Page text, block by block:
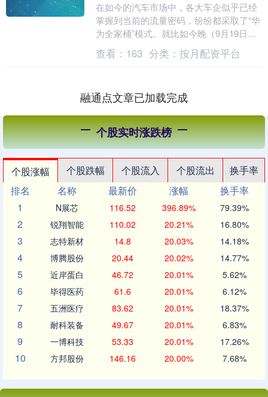
在如今的汽车市场中，各大车企似乎已经
掌握到当前的流量密码，纷纷都采取了“华
为全家桶”模式。就比如今晚（9月19日）
上市的广汽传祺向往S9盈丰财富，这款凝
聚华为智....
查看： 163 分类： 按月配资平台
融通点文章已加载完成
个股实时涨跌榜
个股涨幅 个股跌幅 个股流入 个股流出
换手率
排名
名称 最新价 涨幅
换手率
1
N展芯 116.52 396.89% 79.39%
2 锐翔智能 110.02 20.21% 16.80%
3 志特新材 14.8 20.03% 14.18%
4 博腾股份 20.44 20.02% 14.77%
5 近岸蛋白 46.72 20.01% 5.62%
6 毕得医药 61.6 20.01% 6.12%
7 五洲医疗 83.62 20.01% 18.37%
8 耐科装备 49.67 20.01% 6.83%
9 一博科技 53.33 20.01% 17.26%
10 方邦股份 146.16 20.00% 7.68%